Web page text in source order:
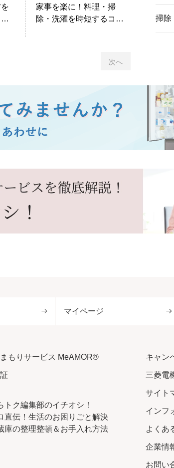
家事を楽に！料理・掃
除・洗濯を時短するコツ
次へ
掃除
マイページ
もりサービス MeAMOR®
トク編集部のイチオシ！
直伝！生活のお困りごと解決
庫の整理整頓＆お手入れ方法
キャン
三菱電
サイト
インフ
よくあ
企業情
お問い